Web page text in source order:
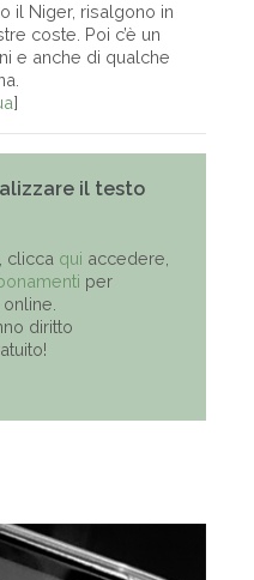
il Niger, risalgono in
coste. Poi c’è un
e anche di qualche
]
il testo
clicca qui accedere,
per
diritto